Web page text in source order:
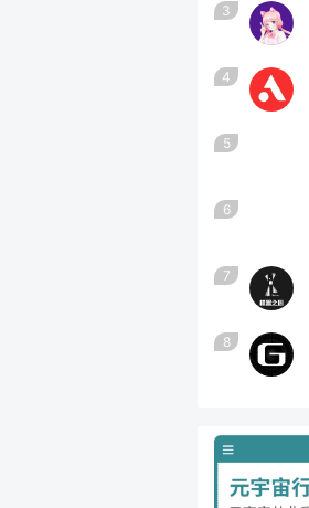
3
4
5
6
7
8